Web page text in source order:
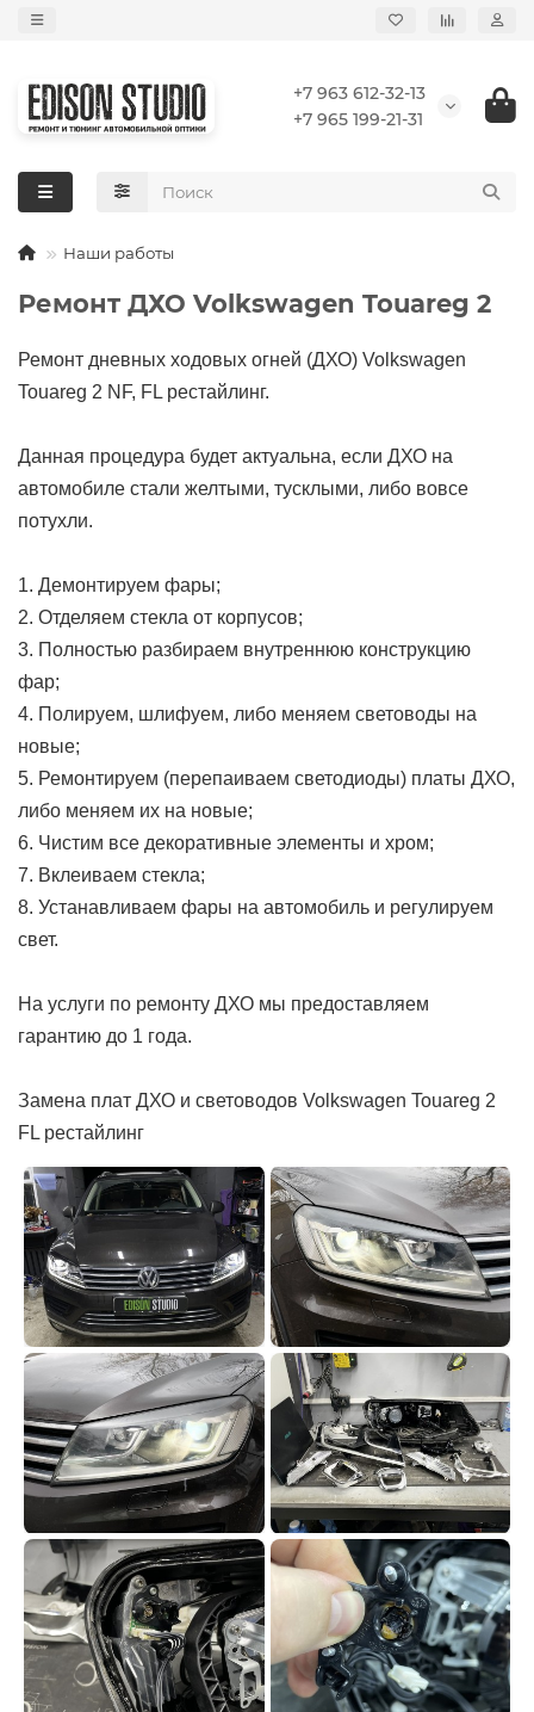
+7 963 612-32-13
+7 965 199-21-31
Наши работы
Ремонт ДХО Volkswagen Touareg 2
Ремонт дневных ходовых огней (ДХО) Volkswagen
Touareg 2 NF, FL рестайлинг.
Данная процедура будет актуальна, если ДХО на
автомобиле стали желтыми, тусклыми, либо вовсе
потухли.
1. Демонтируем фары;
2. Отделяем стекла от корпусов;
3. Полностью разбираем внутреннюю конструкцию
фар;
4. Полируем, шлифуем, либо меняем световоды на
новые;
5. Ремонтируем (перепаиваем светодиоды) платы ДХО,
либо меняем их на новые;
6. Чистим все декоративные элементы и хром;
7. Вклеиваем стекла;
8. Устанавливаем фары на автомобиль и регулируем
свет.
На услуги по ремонту ДХО мы предоставляем
гарантию до 1 года.
Замена плат ДХО и световодов Volkswagen Touareg 2
FL рестайлинг